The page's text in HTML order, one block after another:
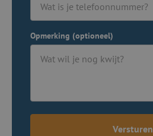
Opmerking (optioneel)
Versturen